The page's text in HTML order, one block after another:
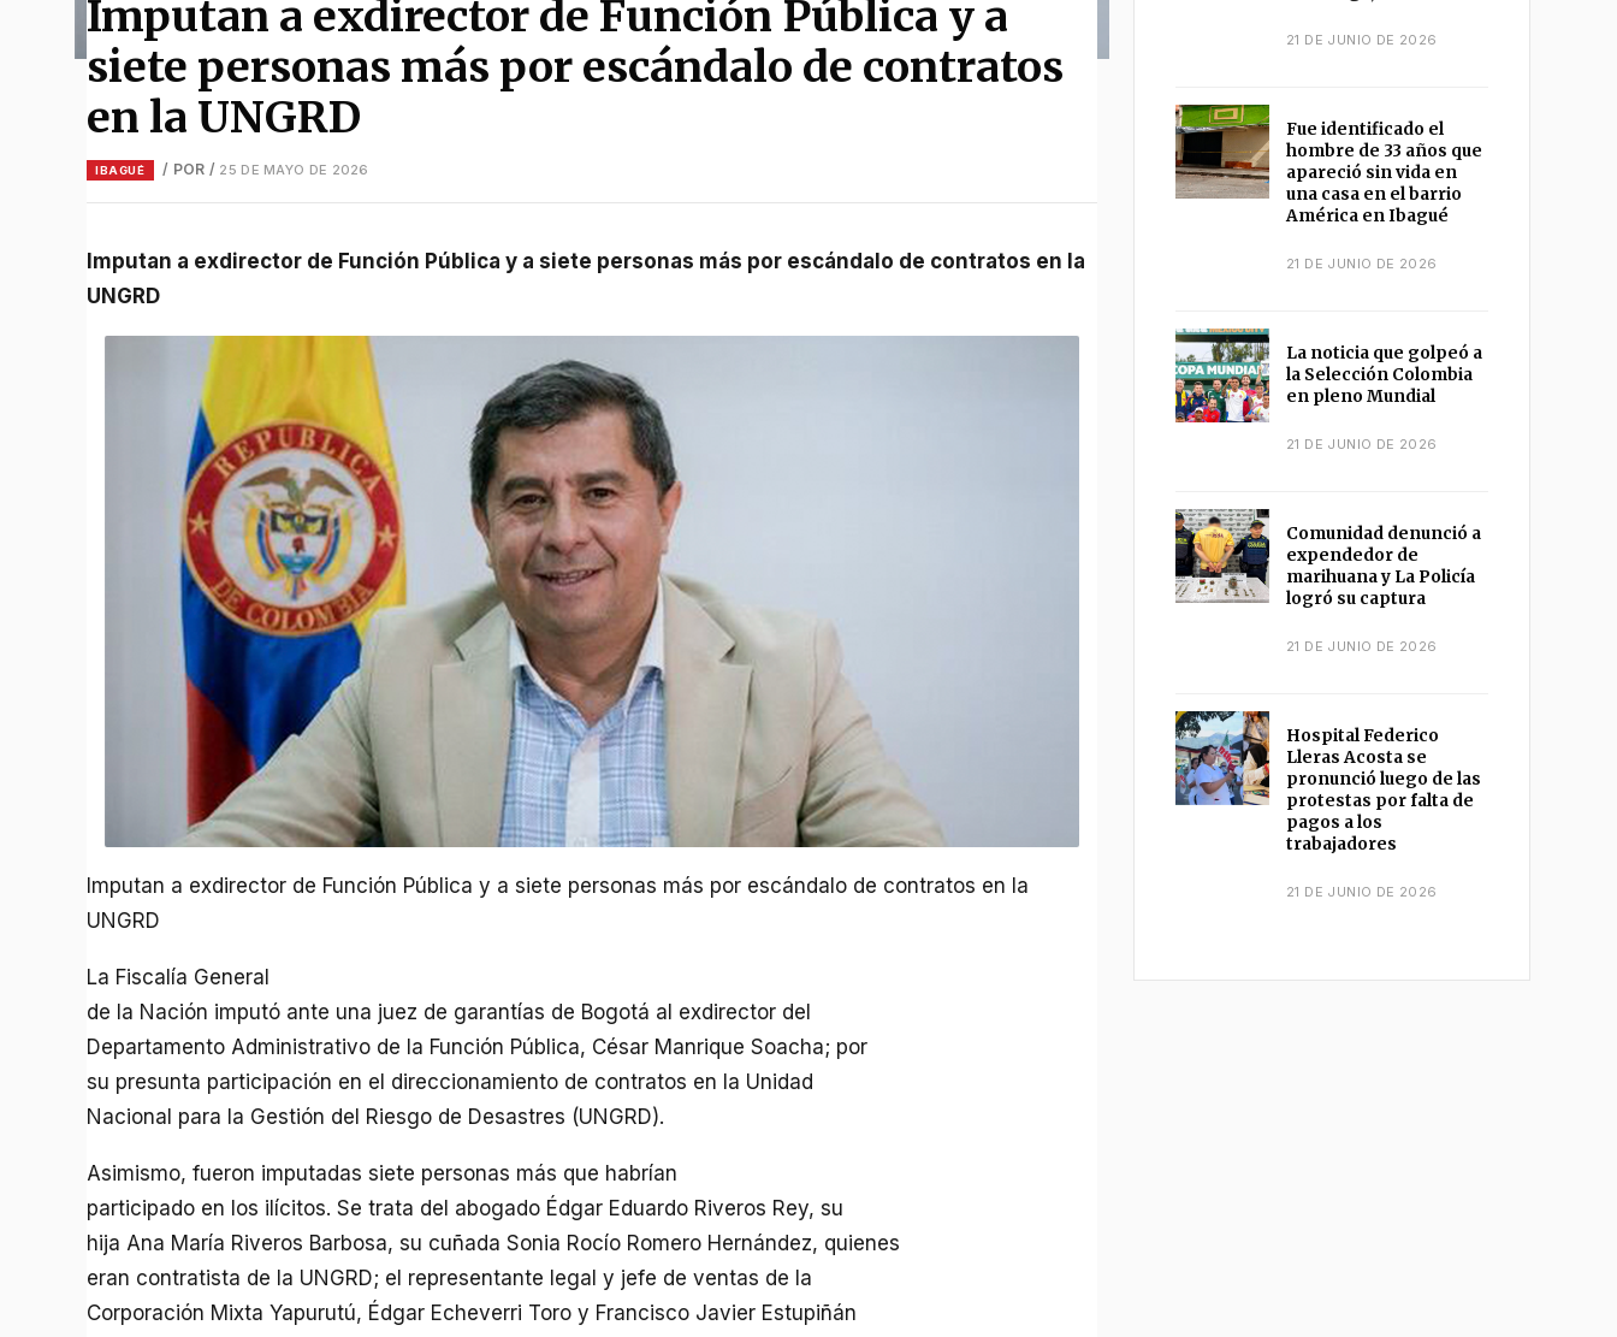
Imputan a exdirector de Función Pública y a
siete personas más por escándalo de contratos
en la UNGRD
IBAGUÉ / POR / 25 DE MAYO DE 2026
UNGRD
Imputan a exdirector de Función Pública y a siete personas más por escándalo de contratos en la
UNGRD
La Fiscalía General
de la Nación imputó ante una juez de garantías de Bogotá al exdirector del
Departamento Administrativo de la Función Pública, César Manrique Soacha; por
su presunta participación en el direccionamiento de contratos en la Unidad
Nacional para la Gestión del Riesgo de Desastres (UNGRD).
Asimismo, fueron imputadas siete personas más que habrían
participado en los ilícitos. Se trata del abogado Édgar Eduardo Riveros Rey, su
hija Ana María Riveros Barbosa, su cuñada Sonia Rocío Romero Hernández, quienes
eran contratista de la UNGRD; el representante legal y jefe de ventas de la
Corporación Mixta Yapurutú, Édgar Echeverri Toro y Francisco Javier Estupiñán
21 DE JUNIO DE 2026
Fue identificado el
hombre de 33 años que
apareció sin vida en
una casa en el barrio
América en Ibagué
21 DE JUNIO DE 2026
La noticia que golpeó a
la Selección Colombia
en pleno Mundial
21 DE JUNIO DE 2026
Comunidad denunció a
expendedor de
marihuana y La Policía
logró su captura
21 DE JUNIO DE 2026
Hospital Federico
Lleras Acosta se
pronunció luego de las
protestas por falta de
pagos a los
trabajadores
21 DE JUNIO DE 2026